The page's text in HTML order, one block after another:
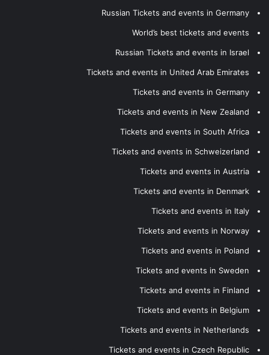
Russian Tickets and events in Germany
World’s best tickets and events
Russian Tickets and events in Israel
Tickets and events in United Arab Emirates
Tickets and events in Germany
Tickets and events in New Zealand
Tickets and events in South Africa
Tickets and events in Schweizerland
Tickets and events in Austria
Tickets and events in Denmark
Tickets and events in Italy
Tickets and events in Norway
Tickets and events in Poland
Tickets and events in Sweden
Tickets and events in Finland
Tickets and events in Belgium
Tickets and events in Netherlands
Tickets and events in Czech Republic